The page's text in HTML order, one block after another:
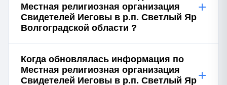
Местная религиозная организация
Свидетелей Иеговы в р.п. Светлый Яр
Волгоградской области ?
+
Когда обновлялась информация по
Местная религиозная организация
Свидетелей Иеговы в р.п. Светлый Яр +